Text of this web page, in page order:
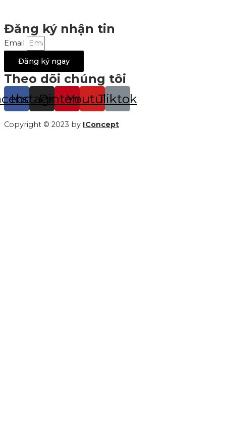
Đăng ký nhận tin
Email
Đăng ký ngay
Theo dõi chúng tôi
Instagram
Pinterest
YoutubeTiktok
Copyright © 2023 by IConcept